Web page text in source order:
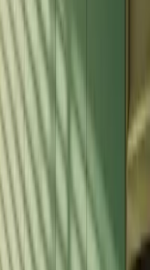
鬆地在線壓縮大型影片。
WEBM 檔案的大小。可選
據需要調整壓縮程度。快
分享和節省空間 - 不需要